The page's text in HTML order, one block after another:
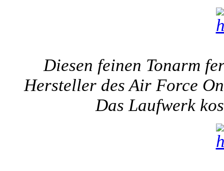
Diesen feinen Tonarm
Hersteller des Air Force
Das Laufwerk